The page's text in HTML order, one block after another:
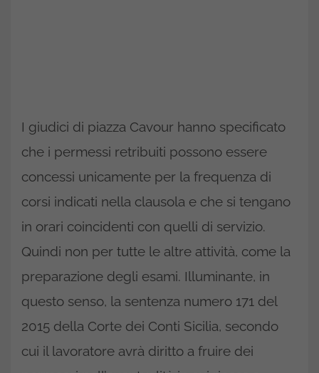
I giudici di piazza Cavour hanno specificato
che i permessi retribuiti possono essere
concessi unicamente per la frequenza di
corsi indicati nella clausola e che si tengano
in orari coincidenti con quelli di servizio.
Quindi non per tutte le altre attività, come la
preparazione degli esami. Illuminante, in
questo senso, la sentenza numero 171 del
2015 della Corte dei Conti Sicilia, secondo
cui il lavoratore avrà diritto a fruire dei